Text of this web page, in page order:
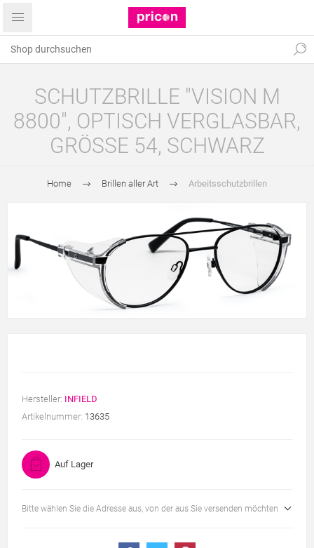
SCHUTZBRILLE "VISION M
8800", OPTISCH VERGLASBAR,
GRÖSSE 54, SCHWARZ
Home Brillen aller Art Arbeitsschutzbrillen
Hersteller: INFIELD
Artikelnummer: 13635
Auf Lager
Bitte wählen Sie die Adresse aus, von der aus Sie versenden möchten